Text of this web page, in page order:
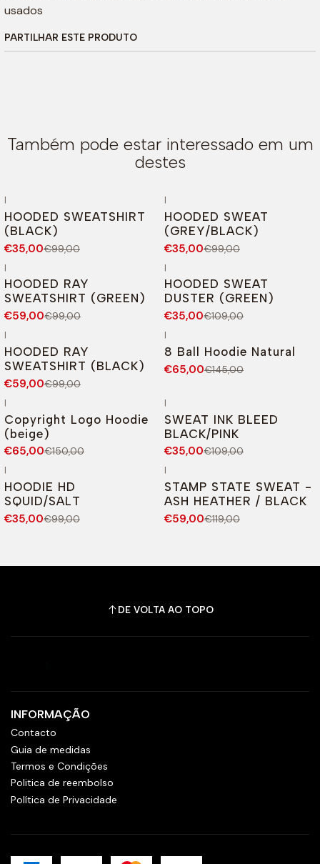
usados
PARTILHAR ESTE PRODUTO
Também pode estar interessado em um
destes
|
HOODED SWEATSHIRT
(BLACK)
€35,00€99,00
Esgotado
|
HOODED SWEAT
(GREY/BLACK)
€35,00€99,00
|
HOODED RAY
SWEATSHIRT (GREEN)
€59,00€99,00
|
HOODED SWEAT
DUSTER (GREEN)
€35,00€109,00
|
HOODED RAY
SWEATSHIRT (BLACK)
€59,00€99,00
|
8 Ball Hoodie Natural
€65,00€145,00
|
Copyright Logo Hoodie
(beige)
€65,00€150,00
|
SWEAT INK BLEED
BLACK/PINK
€35,00€109,00
|
HOODIE HD
SQUID/SALT
€35,00€99,00
|
STAMP STATE SWEAT -
ASH HEATHER / BLACK
€59,00€119,00
DE VOLTA AO TOPO
INFORMAÇÃO
Contacto
Guia de medidas
Termos e Condições
Politica de reembolso
Política de Privacidade